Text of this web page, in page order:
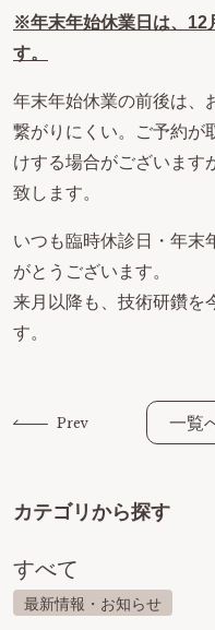
※年末年始休業日は、12
す。
年末年始休業の前後は、
繋がりにくい。ご予約が
けする場合がございます
致します。
いつも臨時休診日・年末
がとうございます。
来月以降も、技術研鑽を
す。
Prev 一覧
カテゴリから探す
すべて
最新情報・お知らせ